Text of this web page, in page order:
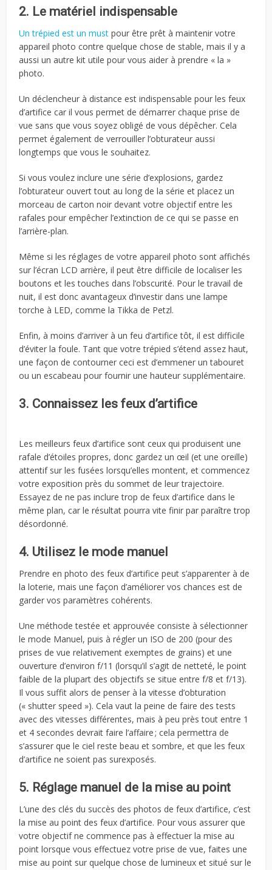
2. Le matériel indispensable
Un trépied est un must pour être prêt à maintenir votre
appareil photo contre quelque chose de stable, mais il y a
aussi un autre kit utile pour vous aider à prendre « la »
photo.
Un déclencheur à distance est indispensable pour les feux
d’artifice car il vous permet de démarrer chaque prise de
vue sans que vous soyez obligé de vous dépêcher. Cela
permet également de verrouiller l’obturateur aussi
longtemps que vous le souhaitez.
Si vous voulez inclure une série d’explosions, gardez
l’obturateur ouvert tout au long de la série et placez un
morceau de carton noir devant votre objectif entre les
rafales pour empêcher l’extinction de ce qui se passe en
l’arrière-plan.
Même si les réglages de votre appareil photo sont affichés
sur l’écran LCD arrière, il peut être difficile de localiser les
boutons et les touches dans l’obscurité. Pour le travail de
nuit, il est donc avantageux d’investir dans une lampe
torche à LED, comme la Tikka de Petzl.
Enfin, à moins d’arriver à un feu d’artifice tôt, il est difficile
d’éviter la foule. Tant que votre trépied s’étend assez haut,
une façon de contourner ceci est d’emmener un tabouret
ou un escabeau pour fournir une hauteur supplémentaire.
3. Connaissez les feux d’artifice
Les meilleurs feux d’artifice sont ceux qui produisent une
rafale d’étoiles propres, donc gardez un œil (et une oreille)
attentif sur les fusées lorsqu’elles montent, et commencez
votre exposition près du sommet de leur trajectoire.
Essayez de ne pas inclure trop de feux d’artifice dans le
même plan, car le résultat pourra vite finir par paraître trop
désordonné.
4. Utilisez le mode manuel
Prendre en photo des feux d’artifice peut s’apparenter à de
la loterie, mais une façon d’améliorer vos chances est de
garder vos paramètres cohérents.
Une méthode testée et approuvée consiste à sélectionner
le mode Manuel, puis à régler un ISO de 200 (pour des
prises de vue relativement exemptes de grains) et une
ouverture d’environ f/11 (lorsqu’il s’agit de netteté, le point
faible de la plupart des objectifs se situe entre f/8 et f/13).
Il vous suffit alors de penser à la vitesse d’obturation
(« shutter speed »). Cela vaut la peine de faire des tests
avec des vitesses différentes, mais à peu près tout entre 1
et 4 secondes devrait faire l’affaire ; cela permettra de
s’assurer que le ciel reste beau et sombre, et que les feux
d’artifice ne soient pas surexposés.
5. Réglage manuel de la mise au point
L’une des clés du succès des photos de feux d’artifice, c’est
la mise au point des feux d’artifice. Pour vous assurer que
votre objectif ne commence pas à effectuer la mise au
point lorsque vous effectuez votre prise de vue, faites une
mise au point sur quelque chose de lumineux et situé sur le